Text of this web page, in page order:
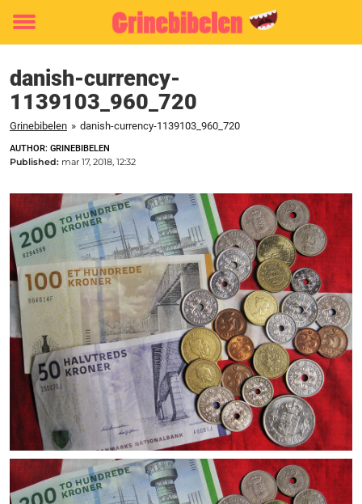
Toggle
danish-currency-
1139103_960_720
Grinebibelen » danish-currency-1139103_960_720
AUTHOR: GRINEBIBELEN
Published: mar 17, 2018, 12:32